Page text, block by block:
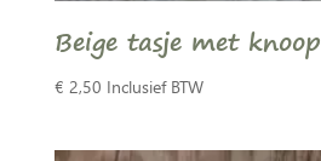
Beige tasje met knoop
€ 2,50 Inclusief BTW